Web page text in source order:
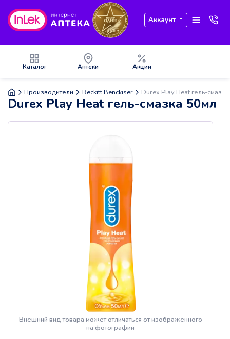
Аккаунт
Каталог Аптеки Акции
Производители Reckitt Benckiser Durex Play Heat гель-
Durex Play Heat гель-смазка 50мл
Внешний вид товара может отличаться от изображённого
на фотографии